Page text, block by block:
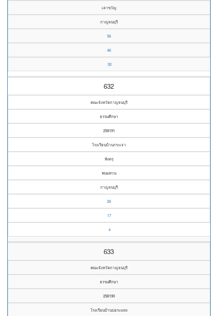
เลาขวัญ
กาญจนบุรี
56
46
30
632
คณะจังหวัดกาญจนบุรี
ธรรมศึกษา
258191
โรงเรียนบ้านกระเจา
พังตรุ
พนมทวน
กาญจนบุรี
26
17
4
633
คณะจังหวัดกาญจนบุรี
ธรรมศึกษา
258190
โรงเรียนบ้านบ่อระแหง